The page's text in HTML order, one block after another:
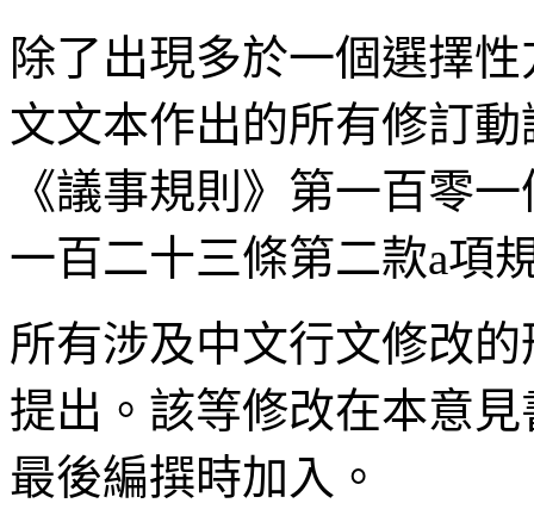
除了出現多於一個選擇
文文本作出的所有修訂
《議事規則》第一百零
一百二十三條第二款a項
所有涉及中文行文修改
提出。該等修改在本意
最後編撰時加入。